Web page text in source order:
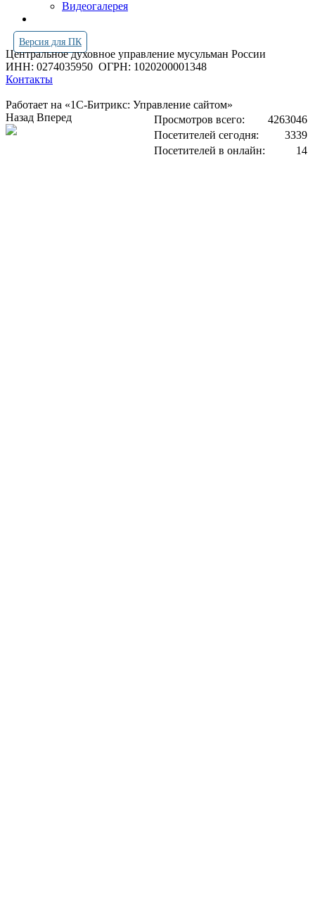
Видеогалерея
Версия для ПК
Центральное духовное управление мусульман России
ИНН: 0274035950 ОГРН: 1020200001348
Контакты
Работает на «1С-Битрикс: Управление сайтом»
Просмотров всего:
4263046
Посетителей сегодня:
3339
Посетителей в онлайн:
14
Назад Вперед